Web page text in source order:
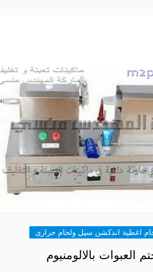
اغطية اندكشن سيل ولحام حرارى
العبوات بالالومنيوم